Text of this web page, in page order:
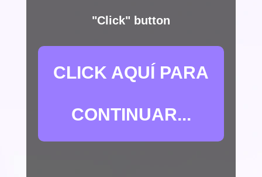
"Click" button
CLICK AQUÍ PARA
CONTINUAR...